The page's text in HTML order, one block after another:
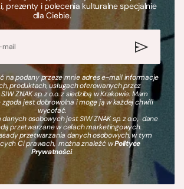
prezenty i polecenia kulturalne specjalnie
dla Ciebie.
na podany przeze mnie adres e-mail informacje
produktach, usługach oferowanych przez
ZNAK sp. z o.o. z siedzibą w Krakowie. Mam
zgoda jest dobrowolna i mogę ją w każdej chwili
wycofać.
osobowych jest SIW ZNAK sp. z o.o., dane
przetwarzane w celach marketingowych.
przetwarzania danych osobowych, w tym
Ci prawach, można znaleźć wPolityce
Prywatności.